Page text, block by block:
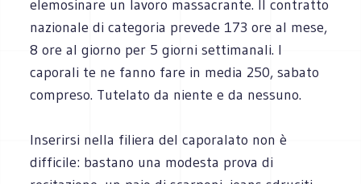
elemosinare un lavoro massacrante. Il contratto
nazionale di categoria prevede 173 ore al mese,
8 ore al giorno per 5 giorni settimanali. I
caporali te ne fanno fare in media 250, sabato
compreso. Tutelato da niente e da nessuno.
Inserirsi nella filiera del caporalato non è
difficile: bastano una modesta prova di